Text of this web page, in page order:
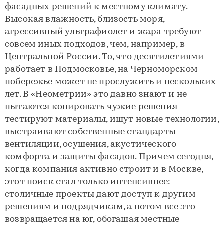
фасадных решений к местному климату.
Высокая влажность, близость моря,
агрессивный ультрафиолет и жара требуют
совсем иных подходов, чем, например, в
Центральной России. То, что десятилетиями
работает в Подмосковье, на Черноморском
побережье может не прослужить и нескольких
лет. В «Неометрии» это давно знают и не
пытаются копировать чужие решения –
тестируют материалы, ищут новые технологии,
выстраивают собственные стандарты
вентиляции, осушения, акустического
комфорта и защиты фасадов. Причем сегодня,
когда компания активно строит и в Москве,
этот поиск стал только интенсивнее:
столичные проекты дают доступ к другим
решениям и подрядчикам, а потом все это
возвращается на юг, обогащая местные